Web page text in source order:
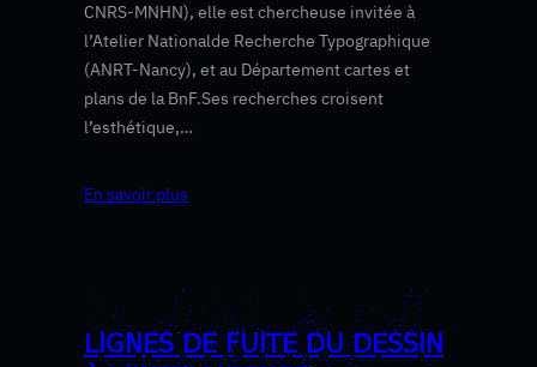
CNRS-MNHN), elle est chercheuse invitée à
l’Atelier Nationalde Recherche Typographique
(ANRT-Nancy), et au Département cartes et
plans de la BnF.Ses recherches croisent
l’esthétique,…
En savoir plus
LIGNES DE FUITE DU DESSIN